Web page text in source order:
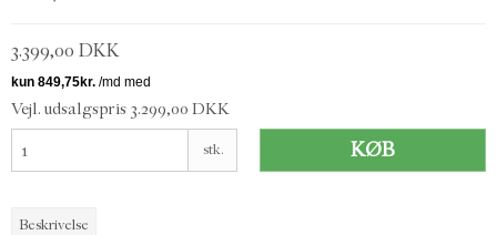
3.399,00 DKK
Vejl. udsalgspris 3.299,00 DKK
stk. KØB
Beskrivelse